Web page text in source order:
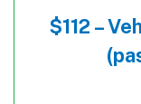
$112 –